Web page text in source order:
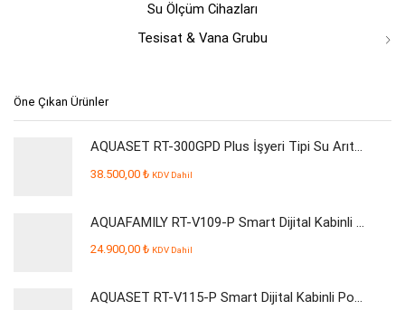
Su Ölçüm Cihazları
Tesisat & Vana Grubu
Öne Çıkan Ürünler
AQUASET RT-300GPD Plus İşyeri Tipi Su Arıtma Cihazı
38.500,00 ₺ KDV Dahil
AQUAFAMILY RT-V109-P Smart Dijital Kabinli Pompalı Su Arıtma Cihazı
24.900,00 ₺ KDV Dahil
AQUASET RT-V115-P Smart Dijital Kabinli Pompalı Su Arıtma Cihazı